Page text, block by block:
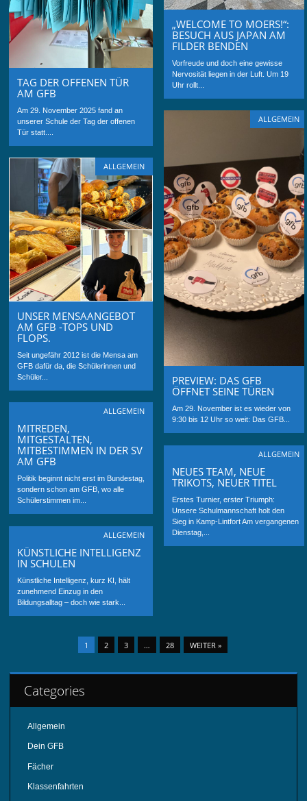
„WELCOME TO MOERS!“:
BESUCH AUS JAPAN AM
FILDER BENDEN
Vorfreude und doch eine gewisse
Nervosität liegen in der Luft. Um 19
Uhr rollt...
TAG DER OFFENEN TÜR
AM GFB
Am 29. November 2025 fand an
unserer Schule der Tag der offenen
Tür statt....
ALLGEMEIN
PREVIEW: DAS GFB
ÖFFNET SEINE TÜREN
Am 29. November ist es wieder von
9:30 bis 12 Uhr so weit: Das GFB...
ALLGEMEIN
UNSER MENSAANGEBOT
AM GFB -TOPS UND
FLOPS.
Seit ungefähr 2012 ist die Mensa am
GFB dafür da, die Schülerinnen und
Schüler...
ALLGEMEIN
MITREDEN,
MITGESTALTEN,
MITBESTIMMEN IN DER SV
AM GFB
Politik beginnt nicht erst im Bundestag,
sondern schon am GFB, wo alle
Schülerstimmen im...
ALLGEMEIN
NEUES TEAM, NEUE
TRIKOTS, NEUER TITEL
Erstes Turnier, erster Triumph:
Unsere Schulmannschaft holt den
Sieg in Kamp-Lintfort Am vergangenen
Dienstag,...
ALLGEMEIN
KÜNSTLICHE INTELLIGENZ
IN SCHULEN
Künstliche Intelligenz, kurz KI, hält
zunehmend Einzug in den
Bildungsalltag – doch wie stark...
1 2 3 … 28 WEITER »
Categories
Allgemein
Dein GFB
Fächer
Klassenfahrten